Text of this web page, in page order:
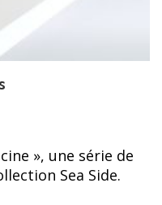
», une série de
Sea Side.